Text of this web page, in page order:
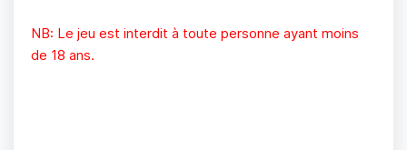
NB: Le jeu est interdit à toute personne ayant moins
de 18 ans.